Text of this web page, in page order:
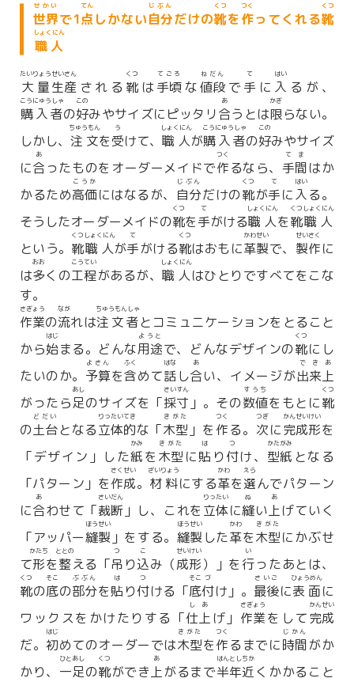
世界
せかい
で1点
てん
しかない自分
じぶん
だけの靴
くつ
を作
つく
ってくれる靴
くつ
職人
しょくにん
大量
たいりょう
生産
せいさん
される 靴
くつ
は手頃
てごろ
な値段
ねだん
で 手
て
に 入
はい
るが、
購入者
こうにゅうしゃ
の好
この
みやサイズにピッタリ合
あ
うとは限
かぎ
らない。
しかし、 注文
ちゅうもん
を受
う
けて、 職人
しょくにん
が購入者
こうにゅうしゃ
の好
この
みやサイズ
に合
あ
ったものをオーダーメイドで作
つく
るなら、 手間
てま
はか
かるため高価
こうか
にはなるが、 自分
じぶん
だけの靴
くつ
が手
て
に入
はい
る。
そうしたオーダーメイドの靴
くつ
を手
て
がける職人
しょくにん
を靴
くつ
職人
しょくにん
という。 靴
くつ
職人
しょくにん
が手
て
がける靴
くつ
はおもに革製
かわせい
で、 製作
せいさく
に
は多
おお
くの工
こう
程
てい
があるが、 職人
しょくにん
はひとりですべてをこな
す。
作業
さぎょう
の流
なが
れは注文者
ちゅうもんしゃ
とコミュニケーションをとること
から始
はじ
まる。どんな用途
ようと
で、どんなデザインの靴
くつ
にし
たいのか。 予算
よさん
を含
ふく
めて話
はな
し合
あ
い、イメージが出来上
できあ
がったら足
あし
のサイズを「採寸
さいすん
」。その数値
すうち
をもとに靴
くつ
の土台
どだい
となる立体的
りったいてき
な「木型
きがた
」を 作
つく
る。 次
つぎ
に完成形
かんせいけい
を
「デザイン」した紙
かみ
を 木型
きがた
に貼
は
り付
つ
け、 型紙
かたがみ
となる
「パターン」を作成
さくせい
。 材料
ざいりょう
にする革
かわ
を選
えら
んでパターン
に合
あ
わせて「裁断
さいだん
」し、これを 立体
りったい
に縫
ぬ
い上
あ
げていく
「アッパー縫製
ほうせい
」をする。 縫製
ほうせい
した革
かわ
を木型
きがた
にかぶせ
て形
かたち
を整
ととの
える「吊
つ
り込
こ
み（成形
せいけい
）」を 行
い
ったあとは、
靴
くつ
の底
そこ
の部分
ぶぶん
を貼
は
り付
つ
ける「底
そこ
付
づ
け」。 最後
さいご
に表面
ひょうめん
に
ワックスをかけたりする「仕上
しあ
げ」 作業
さぎょう
をして完成
かんせい
だ。 初
はじ
めてのオーダーでは木型
きがた
を作
つく
るまでに時間
じかん
がか
かり、 一足
ひとあし
の靴
くつ
ができ上
あ
がるまで半年
はんとし
近
ちか
くかかること